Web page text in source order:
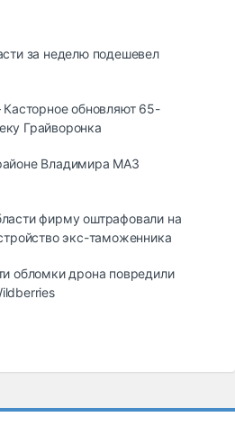
за неделю подешевел
Касторное обновляют 65-
Грайворонка
Владимира МАЗ
фирму оштрафовали на
экс-таможенника
обломки дрона повредили